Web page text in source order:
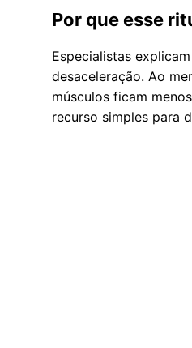
Por que esse
Especialistas
desaceleração. Ao
músculos ficam
recurso simples para